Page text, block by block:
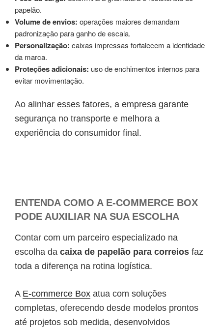
papelão.
Volume de envios: operações maiores demandam
padronização para ganho de escala.
Personalização: caixas impressas fortalecem a identidade
da marca.
Proteções adicionais: uso de enchimentos internos para
evitar movimentação.
Ao alinhar esses fatores, a empresa garante
segurança no transporte e melhora a
experiência do consumidor final.
ENTENDA COMO A E-COMMERCE BOX
PODE AUXILIAR NA SUA ESCOLHA
Contar com um parceiro especializado na
escolha da caixa de papelão para correios faz
toda a diferença na rotina logística.
A E-commerce Box atua com soluções
completas, oferecendo desde modelos prontos
até projetos sob medida, desenvolvidos